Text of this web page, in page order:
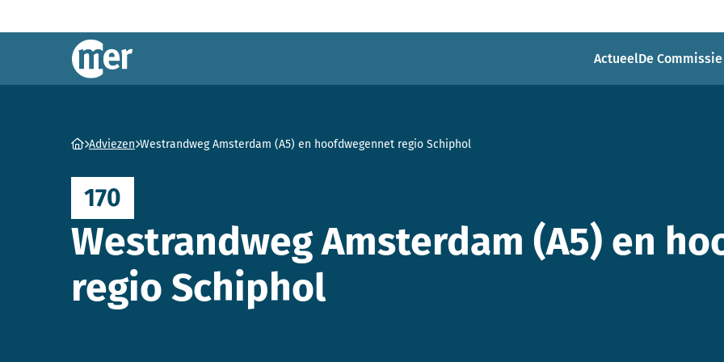
Commissie mer
ActueelDe
Ga naar homepage
Adviezen Westrandweg Amsterdam (A5) en hoofdwegennet regio Schiphol
170
Westrandweg Amsterdam (A5) en
regio Schiphol